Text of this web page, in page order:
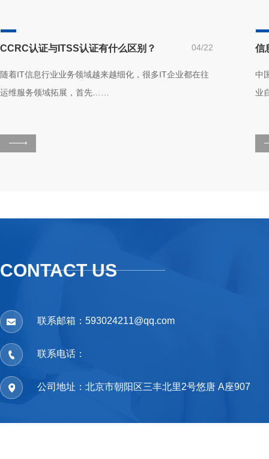
04/22
CCRC认证与ITSS认证有什么区别？
随着IT信息行业业务领域越来越细化，很多IT企业都在往
运维服务领域拓展，首先……
中
业
CONTACT US
联系邮箱：593024211@qq.com
联系电话：
公司地址：北京市朝阳区三丰北里2号悠唐 A座907